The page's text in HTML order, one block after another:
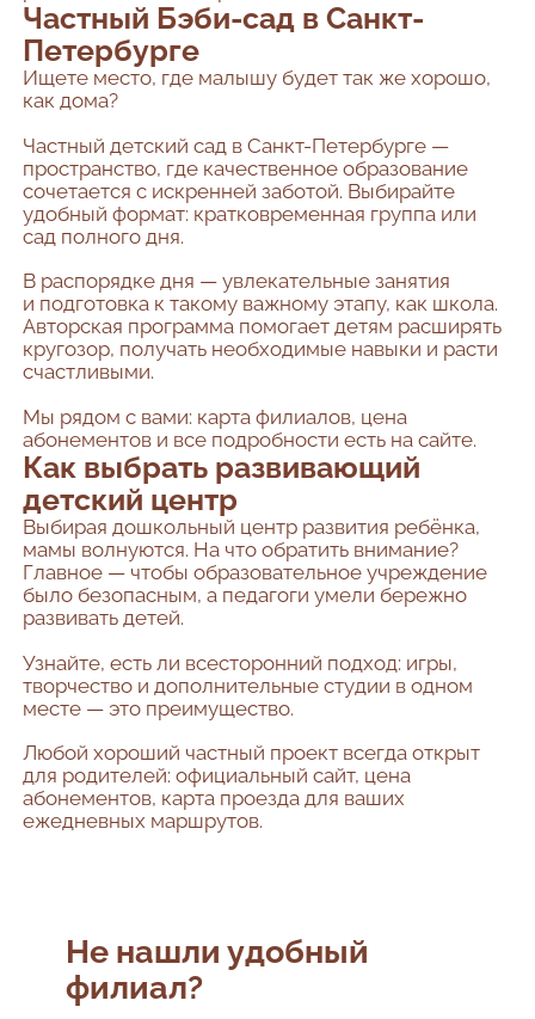
Частный Бэби-сад в Санкт-
Петербурге
Ищете место, где малышу будет так же хорошо,
как дома?
Частный детский сад в Санкт-Петербурге —
пространство, где качественное образование
сочетается с искренней заботой. Выбирайте
удобный формат: кратковременная группа или
сад полного дня.
В распорядке дня — увлекательные занятия
и подготовка к такому важному этапу, как школа.
Авторская программа помогает детям расширять
кругозор, получать необходимые навыки и расти
счастливыми.
Мы рядом с вами: карта филиалов, цена
абонементов и все подробности есть на сайте.
Как выбрать развивающий
детский центр
Выбирая дошкольный центр развития ребёнка,
мамы волнуются. На что обратить внимание?
Главное — чтобы образовательное учреждение
было безопасным, а педагоги умели бережно
развивать детей.
Узнайте, есть ли всесторонний подход: игры,
творчество и дополнительные студии в одном
месте — это преимущество.
Любой хороший частный проект всегда открыт
для родителей: официальный сайт, цена
абонементов, карта проезда для ваших
ежедневных маршрутов.
Не нашли удобный
филиал?